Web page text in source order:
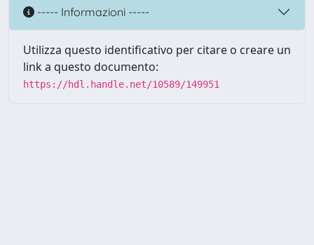
----- Informazioni -----
Utilizza questo identificativo per citare o creare un
link a questo documento:
https://hdl.handle.net/10589/149951